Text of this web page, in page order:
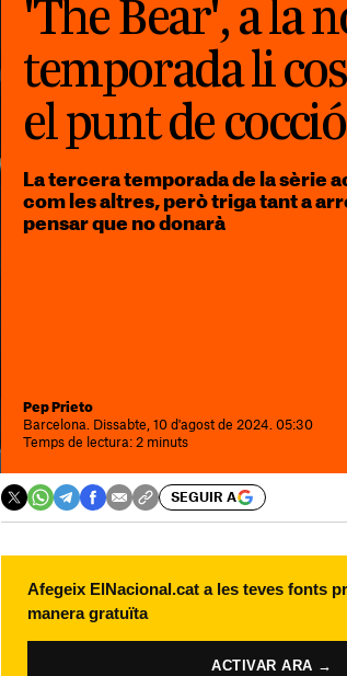
'The Bear', a la
temporada li
el punt de cocció
La tercera temporada de la sèrie
com les altres, però triga tant a
pensar que no donarà
Pep Prieto
Barcelona. Dissabte, 10 d'agost de 2024. 05:30
Temps de lectura: 2 minuts
SEGUIR A
Afegeix ElNacional.cat a les teves fonts
manera gratuïta
ACTIVAR ARA →